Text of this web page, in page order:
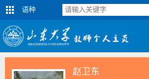
语种
赵卫东